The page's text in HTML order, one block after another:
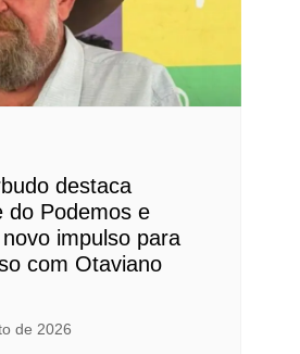
destaca
do Podemos e
impulso para
com Otaviano
de 2026